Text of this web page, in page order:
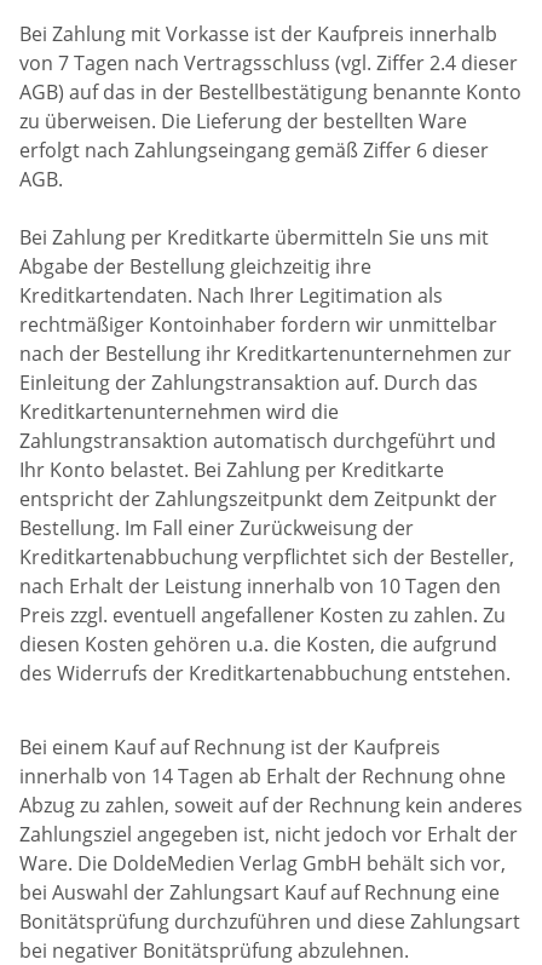
Bei Zahlung mit Vorkasse ist der Kaufpreis innerhalb
von 7 Tagen nach Vertragsschluss (vgl. Ziffer 2.4 dieser
AGB) auf das in der Bestellbestätigung benannte Konto
zu überweisen. Die Lieferung der bestellten Ware
erfolgt nach Zahlungseingang gemäß Ziffer 6 dieser
AGB.
Bei Zahlung per Kreditkarte übermitteln Sie uns mit
Abgabe der Bestellung gleichzeitig ihre
Kreditkartendaten. Nach Ihrer Legitimation als
rechtmäßiger Kontoinhaber fordern wir unmittelbar
nach der Bestellung ihr Kreditkartenunternehmen zur
Einleitung der Zahlungstransaktion auf. Durch das
Kreditkartenunternehmen wird die
Zahlungstransaktion automatisch durchgeführt und
Ihr Konto belastet. Bei Zahlung per Kreditkarte
entspricht der Zahlungszeitpunkt dem Zeitpunkt der
Bestellung. Im Fall einer Zurückweisung der
Kreditkartenabbuchung verpflichtet sich der Besteller,
nach Erhalt der Leistung innerhalb von 10 Tagen den
Preis zzgl. eventuell angefallener Kosten zu zahlen. Zu
diesen Kosten gehören u.a. die Kosten, die aufgrund
des Widerrufs der Kreditkartenabbuchung entstehen.
Bei einem Kauf auf Rechnung ist der Kaufpreis
innerhalb von 14 Tagen ab Erhalt der Rechnung ohne
Abzug zu zahlen, soweit auf der Rechnung kein anderes
Zahlungsziel angegeben ist, nicht jedoch vor Erhalt der
Ware. Die DoldeMedien Verlag GmbH behält sich vor,
bei Auswahl der Zahlungsart Kauf auf Rechnung eine
Bonitätsprüfung durchzuführen und diese Zahlungsart
bei negativer Bonitätsprüfung abzulehnen.